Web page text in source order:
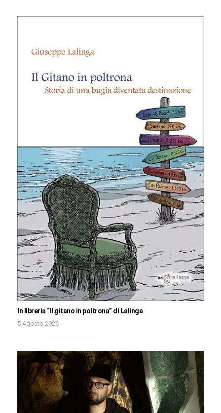
In libreria “Il gitano in poltrona” di Lalinga
5 Agosto 2026